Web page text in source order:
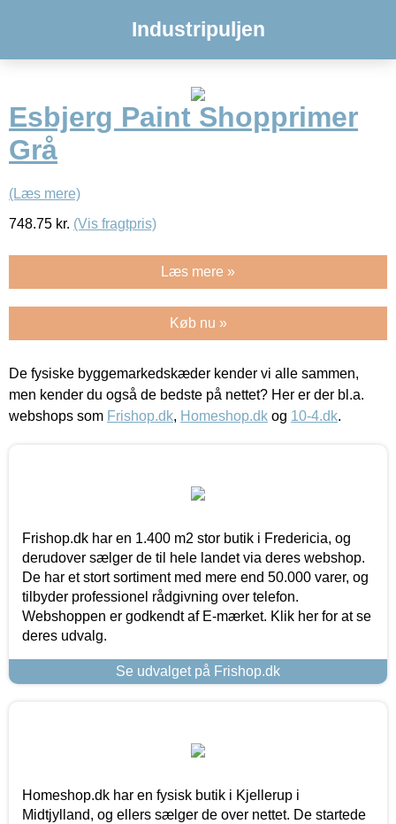
Industripuljen
Esbjerg Paint Shopprimer
Grå
(Læs mere)
748.75 kr. (Vis fragtpris)
Læs mere »
Køb nu »
De fysiske byggemarkedskæder kender vi alle sammen,
men kender du også de bedste på nettet? Her er der bl.a.
webshops som Frishop.dk, Homeshop.dk og 10-4.dk.
Frishop.dk har en 1.400 m2 stor butik i Fredericia, og
derudover sælger de til hele landet via deres webshop.
De har et stort sortiment med mere end 50.000 varer, og
tilbyder professionel rådgivning over telefon.
Webshoppen er godkendt af E-mærket. Klik her for at se
deres udvalg.
Se udvalget på Frishop.dk
Homeshop.dk har en fysisk butik i Kjellerup i
Midtjylland, og ellers sælger de over nettet. De startede